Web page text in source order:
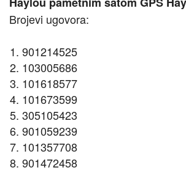
Brojevi ugovora:
901214525
103005686
101618577
101673599
305105423
901059239
101357708
901472458